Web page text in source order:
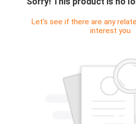
Let's see if there are any
interest you